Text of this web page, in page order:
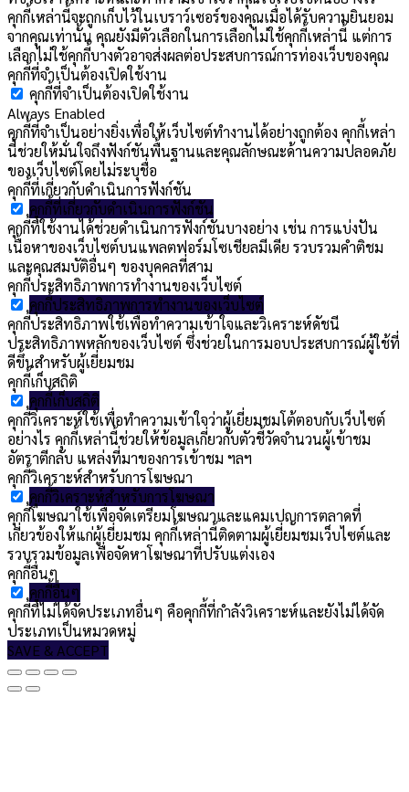
คุกกี้เหล่านี้จะถูกเก็บไว้ในเบราว์เซอร์ของคุณเมื่อได้รับความยินยอม
จากคุณเท่านั้น คุณยังมีตัวเลือกในการเลือกไม่ใช้คุกกี้เหล่านี้ แต่การ
เลือกไม่ใช้คุกกี้บางตัวอาจส่งผลต่อประสบการณ์การท่องเว็บของคุณ
คุกกี้ที่จำเป็นต้องเปิดใช้งาน
คุกกี้ที่จำเป็นต้องเปิดใช้งาน
Always Enabled
คุกกี้ที่จำเป็นอย่างยิ่งเพื่อให้เว็บไซต์ทำงานได้อย่างถูกต้อง คุกกี้เหล่า
นี้ช่วยให้มั่นใจถึงฟังก์ชันพื้นฐานและคุณลักษณะด้านความปลอดภัย
ของเว็บไซต์โดยไม่ระบุชื่อ
คุกกี้ที่เกี่ยวกับดำเนินการฟังก์ชัน
คุกกี้ที่เกี่ยวกับดำเนินการฟังก์ชัน
คุกกี้ที่ใช้งานได้ช่วยดำเนินการฟังก์ชันบางอย่าง เช่น การแบ่งปัน
เนื้อหาของเว็บไซต์บนแพลตฟอร์มโซเชียลมีเดีย รวบรวมคำติชม
และคุณสมบัติอื่นๆ ของบุคคลที่สาม
คุกกี้ประสิทธิภาพการทำงานของเว็บไซต์
คุกกี้ประสิทธิภาพการทำงานของเว็บไซต์
คุกกี้ประสิทธิภาพใช้เพื่อทำความเข้าใจและวิเคราะห์ดัชนี
ประสิทธิภาพหลักของเว็บไซต์ ซึ่งช่วยในการมอบประสบการณ์ผู้ใช้ที่
ดีขึ้นสำหรับผู้เยี่ยมชม
คุกกี้เก็บสถิติ
คุกกี้เก็บสถิติ
คุกกี้วิเคราะห์ใช้เพื่อทำความเข้าใจว่าผู้เยี่ยมชมโต้ตอบกับเว็บไซต์
อย่างไร คุกกี้เหล่านี้ช่วยให้ข้อมูลเกี่ยวกับตัวชี้วัดจำนวนผู้เข้าชม
อัตราตีกลับ แหล่งที่มาของการเข้าชม ฯลฯ
คุกกี้วิเคราะห์สำหรับการโฆษณา
คุกกี้วิเคราะห์สำหรับการโฆษณา
คุกกี้โฆษณาใช้เพื่อจัดเตรียมโฆษณาและแคมเปญการตลาดที่
เกี่ยวข้องให้แก่ผู้เยี่ยมชม คุกกี้เหล่านี้ติดตามผู้เยี่ยมชมเว็บไซต์และ
รวบรวมข้อมูลเพื่อจัดหาโฆษณาที่ปรับแต่งเอง
คุกกี้อื่นๆ
คุกกี้อื่นๆ
คุกกี้ที่ไม่ได้จัดประเภทอื่นๆ คือคุกกี้ที่กำลังวิเคราะห์และยังไม่ได้จัด
ประเภทเป็นหมวดหมู่
SAVE & ACCEPT